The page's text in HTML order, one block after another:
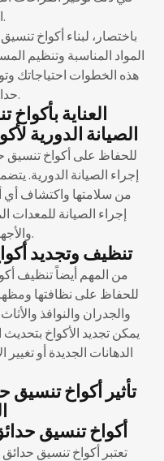
المناسبة.
باختصار، لبناء أكواخ
المواد المناسبة وتنظيم
هذه الخطوات احتياجاتك
حدائق الطائف.
العناية
الصيانة الدورية
للحفاظ على أكواخ تنسيق
إجراء الصيانة الدورية.
من سلامتها واكتشاف أي
إجراء الصيانة للمعدات
والأجهزة الإلكترونية.
تنظيف وتجديد
من المهم أيضاً تنظيف
للحفاظ على نظافتها
والجدران والنوافذ
يمكن تجديد الأكواخ
الدهانات الجديدة أو
تأثير أكواخ
أكواخ تنسيق
تعتبر أكواخ تنسيق